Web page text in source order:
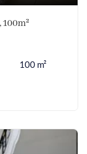
100 m²